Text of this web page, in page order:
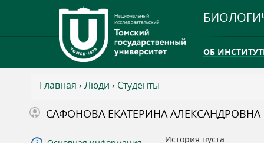
ОБ
ТГУ ОТКРЫЛ
В
ы
Главная › Люди › Студенты
САФОНОВА ЕКАТЕРИНА АЛЕКСАНДРОВНА
История пуста